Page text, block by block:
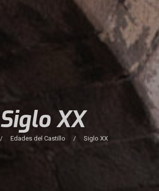
Siglo XX
/ Edades del Castillo / Siglo XX